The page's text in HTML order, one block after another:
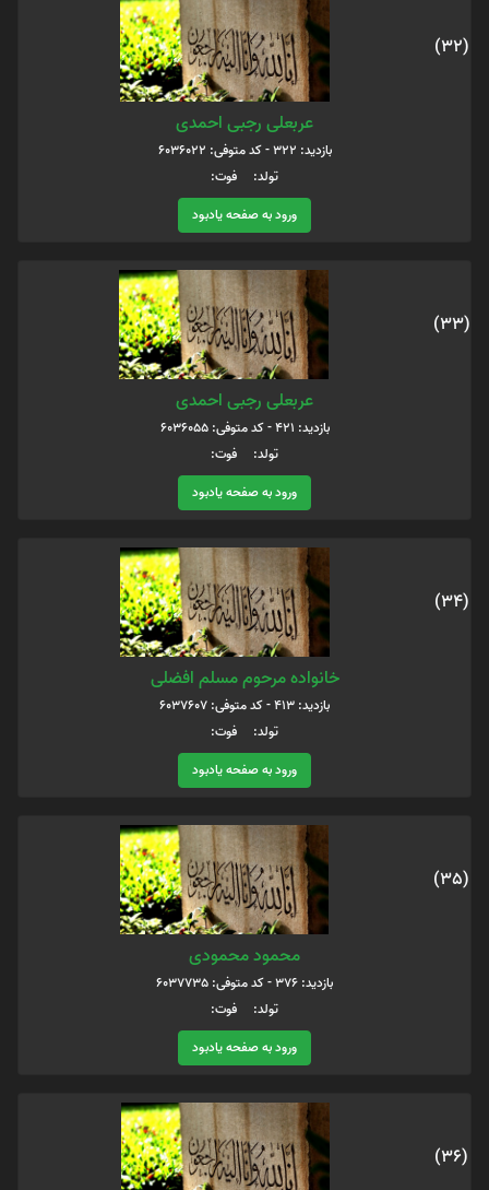
(32)
عربعلی رجبی احمدی
بازدید: 322 - کد متوفی: 6036022
تولد: فوت:
ورود به صفحه یادبود
(33)
عربعلی رجبی احمدی
بازدید: 421 - کد متوفی: 6036055
تولد: فوت:
ورود به صفحه یادبود
(34)
خانواده مرحوم مسلم افضلی
بازدید: 413 - کد متوفی: 6037607
تولد: فوت:
ورود به صفحه یادبود
(35)
محمود محمودی
بازدید: 376 - کد متوفی: 6037735
تولد: فوت:
ورود به صفحه یادبود
(36)